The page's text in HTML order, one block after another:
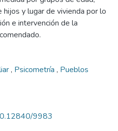
y lugar de vivienda por lo
e intervención de la
, Psicometría , Pueblos
9983